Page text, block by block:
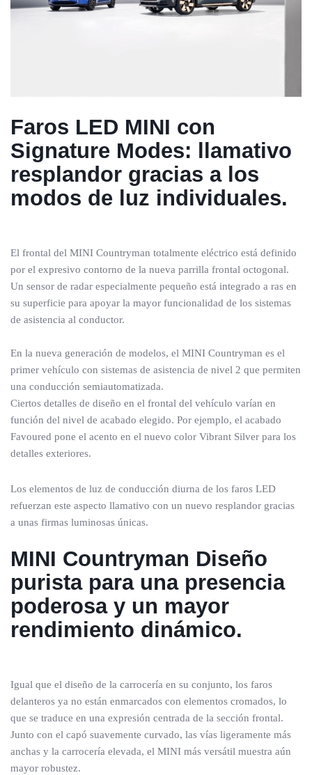
Faros LED MINI con
Signature Modes: llamativo
resplandor gracias a los
modos de luz individuales.
El frontal del MINI Countryman totalmente eléctrico está definido
por el expresivo contorno de la nueva parrilla frontal octogonal.
Un sensor de radar especialmente pequeño está integrado a ras en
su superficie para apoyar la mayor funcionalidad de los sistemas
de asistencia al conductor.
En la nueva generación de modelos, el MINI Countryman es el
primer vehículo con sistemas de asistencia de nivel 2 que permiten
una conducción semiautomatizada.
Ciertos detalles de diseño en el frontal del vehículo varían en
función del nivel de acabado elegido. Por ejemplo, el acabado
Favoured pone el acento en el nuevo color Vibrant Silver para los
detalles exteriores.
Los elementos de luz de conducción diurna de los faros LED
refuerzan este aspecto llamativo con un nuevo resplandor gracias
a unas firmas luminosas únicas.
MINI Countryman Diseño
purista para una presencia
poderosa y un mayor
rendimiento dinámico.
Igual que el diseño de la carrocería en su conjunto, los faros
delanteros ya no están enmarcados con elementos cromados, lo
que se traduce en una expresión centrada de la sección frontal.
Junto con el capó suavemente curvado, las vías ligeramente más
anchas y la carrocería elevada, el MINI más versátil muestra aún
mayor robustez.